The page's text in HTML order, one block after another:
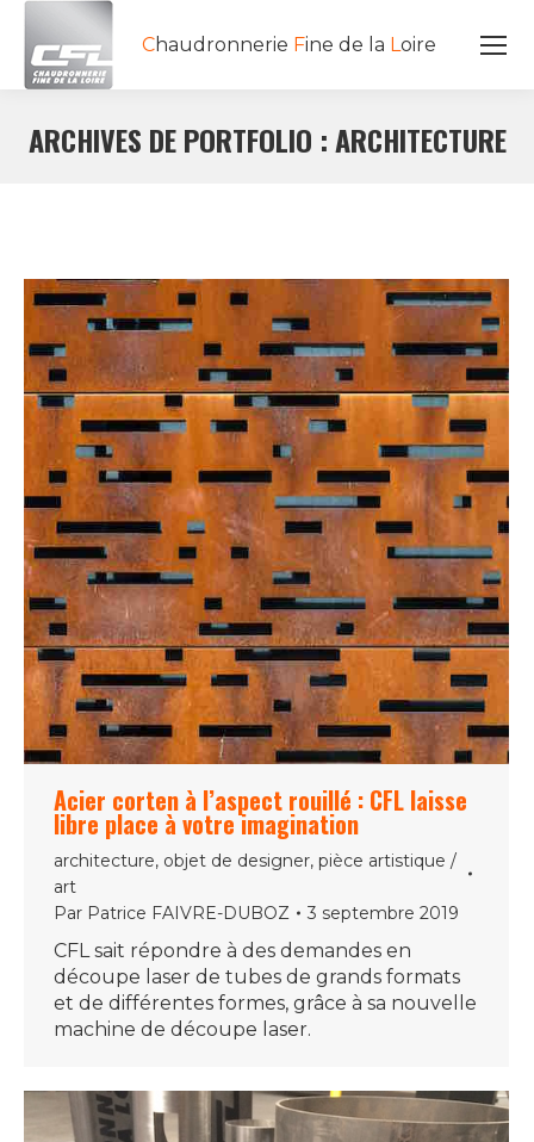
Chaudronnerie Fine de la L oire
ARCHIVES DE PORTFOLIO :ARCHITECTURE
Acier corten à l’aspect rouillé : CFL laisse
libre place à votre imagination
architecture, objet de designer, pièce artistique /
art
Par Patrice FAIVRE-DUBOZ 3 septembre 2019
CFL sait répondre à des demandes en
découpe laser de tubes de grands formats
et de différentes formes, grâce à sa nouvelle
machine de découpe laser.